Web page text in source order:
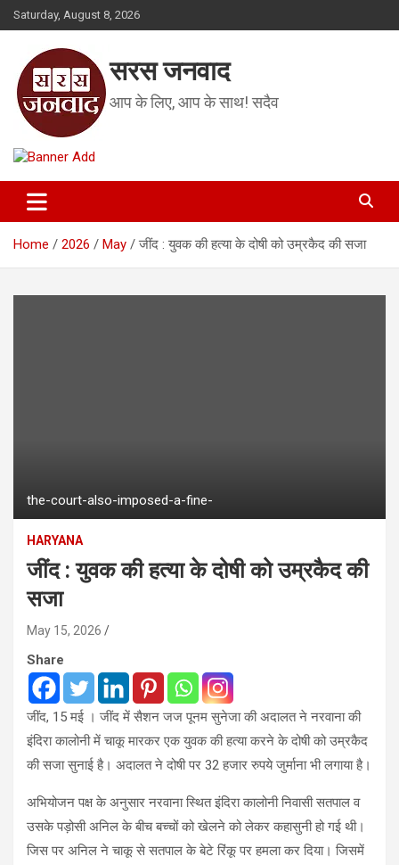
Skip
to
Saturday, August 8, 2026
सरस जनवाद
आप के लिए, आप के साथ! सदैव
Home 2026 May जींद : युवक की हत्या के दोषी को उम्रकैद की सजा
the-court-also-imposed-a-fine-
HARYANA
जींद : युवक की हत्या के दोषी को उम्रकैद की
सजा
May 15, 2026
Share
जींद, 15 मई । जींद में सैशन जज पूनम सुनेजा की अदालत ने नरवाना की
इंदिरा कालोनी में चाकू मारकर एक युवक की हत्या करने के दोषी को उम्रकैद
की सजा सुनाई है। अदालत ने दोषी पर 32 हजार रुपये जुर्माना भी लगाया है।
अभियोजन पक्ष के अनुसार नरवाना स्थित इंदिरा कालोनी निवासी सतपाल व
उसके पड़ोसी अनिल के बीच बच्चों को खेलने को लेकर कहासुनी हो गई थी।
जिस पर अनिल ने चाकू से सतपाल के बेटे रिंकू पर हमला कर दिया। जिसमें